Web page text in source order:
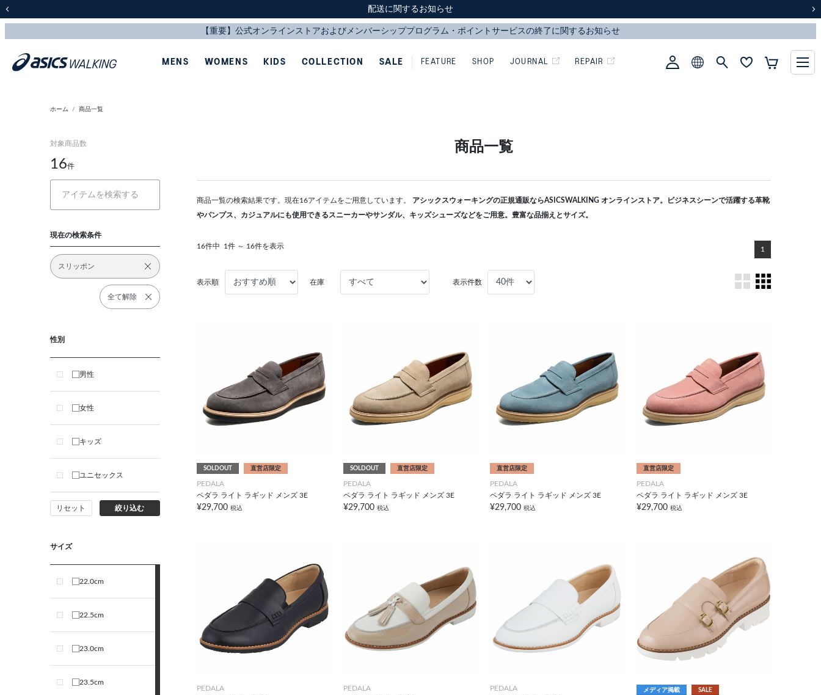
スクスク（SUKU2）価格改定のお知らせ
配送に関するお知らせ
スクスク（SUKU2）価格改定のお知らせ
配送に関するお知らせ
MENS WOMENS KIDS COLLECTION SALE FEATURE SHOP JOURNAL REPAIR
ホーム 商品一覧
対象商品数
16件
現在の検索条件
スリッポン
全て解除
性別
男性
女性
キッズ
ユニセックス
リセット 絞り込む
サイズ
22.0cm
22.5cm
23.0cm
23.5cm
商品一覧
商品一覧の検索結果です。現在16アイテムをご用意しています。 アシックスウォーキングの正規通販ならASICSWALKING オンラインストア。ビジネスシーンで活躍する革靴
やパンプス、カジュアルにも使用できるスニーカーやサンダル、キッズシューズなどをご用意。豊富な品揃えとサイズ。
16件中 1件 ～ 16件を表示 1
表示順 在庫 表示件数
SOLDOUT 直営店限定
PEDALA
ペダラ ライト ラギッド メンズ 3E
¥29,700 税込
SOLDOUT 直営店限定
PEDALA
ペダラ ライト ラギッド メンズ 3E
¥29,700 税込
直営店限定
PEDALA
ペダラ ライト ラギッド メンズ 3E
¥29,700 税込
直営店限定
PEDALA
ペダラ ライト ラギッド メンズ 3E
¥29,700 税込
PEDALA
PEDALA
PEDALA
メディア掲載 SALE